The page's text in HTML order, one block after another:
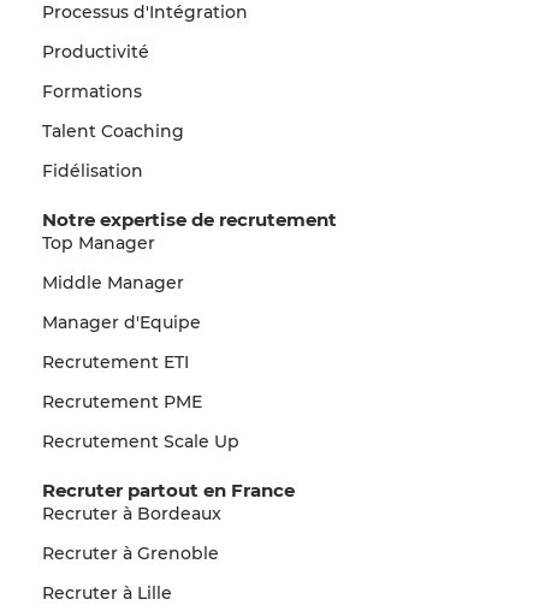
Processus d'Intégration
Productivité
Formations
Talent Coaching
Fidélisation
Notre expertise de recrutement
Top Manager
Middle Manager
Manager d'Equipe
Recrutement ETI
Recrutement PME
Recrutement Scale Up
Recruter partout en France
Recruter à Bordeaux
Recruter à Grenoble
Recruter à Lille